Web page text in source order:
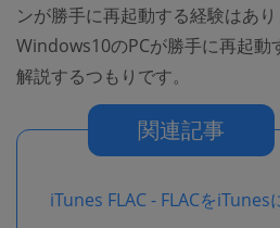
ンが勝手に再起動する経験はあ
Windows10のPCが勝手に再起動
解説するつもりです。
関連記事
iTunes FLAC - FLACを